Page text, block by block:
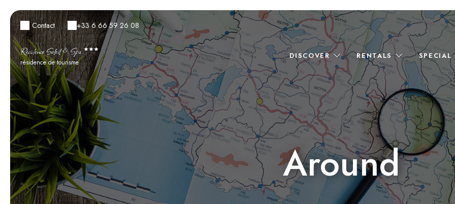
Contact +33 6 66 59 26 08
Résidence Soleil & Spa
résidence de tourisme
DISCOVER RENTALS SPECIAL
Around